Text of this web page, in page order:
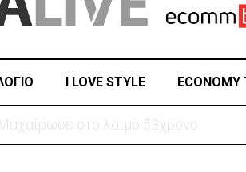
I LOVE STYLE ECONOMY
Τουρκίας, Πακιστάν-«Μόνο στα χαρτιά»